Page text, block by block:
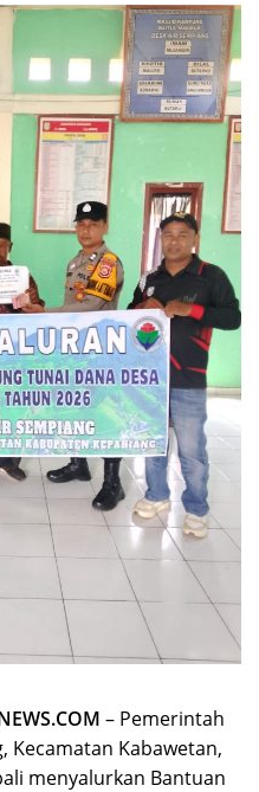
– Pemerintah
Kecamatan Kabawetan,
menyalurkan Bantuan